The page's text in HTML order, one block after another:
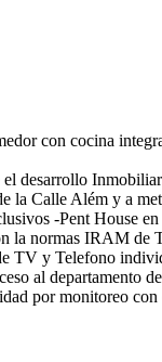
con cocina
desarrollo
la Calle Além y a
-Pent House
la normas IRAM
y Telefono
al departamento
por monitoreo